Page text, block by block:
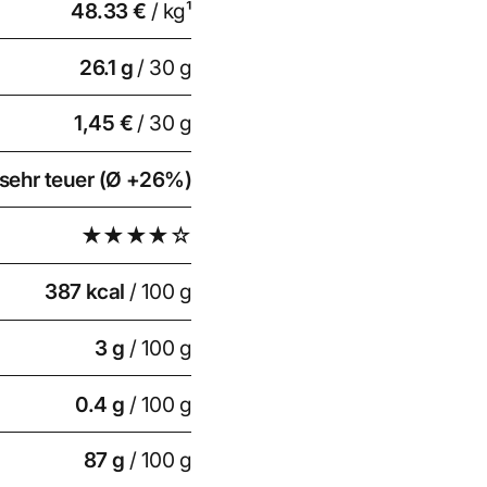
48.33 € / kg¹
26.1 g / 30 g
1,45 € / 30 g
sehr teuer (Ø +26%)
★★★★☆
387 kcal / 100 g
3 g / 100 g
0.4 g / 100 g
87 g / 100 g